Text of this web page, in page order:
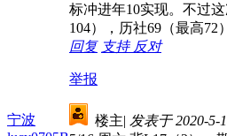
标冲进年10实现。不过
104），历社69（最高72
回复 支持 反对
举报
宁波
楼主| 发表于 2020-5-